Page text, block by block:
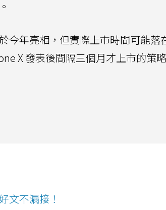
今年亮相，但實際上市時間可能落
X 發表後間隔三個月才上市的策略
文不漏接！